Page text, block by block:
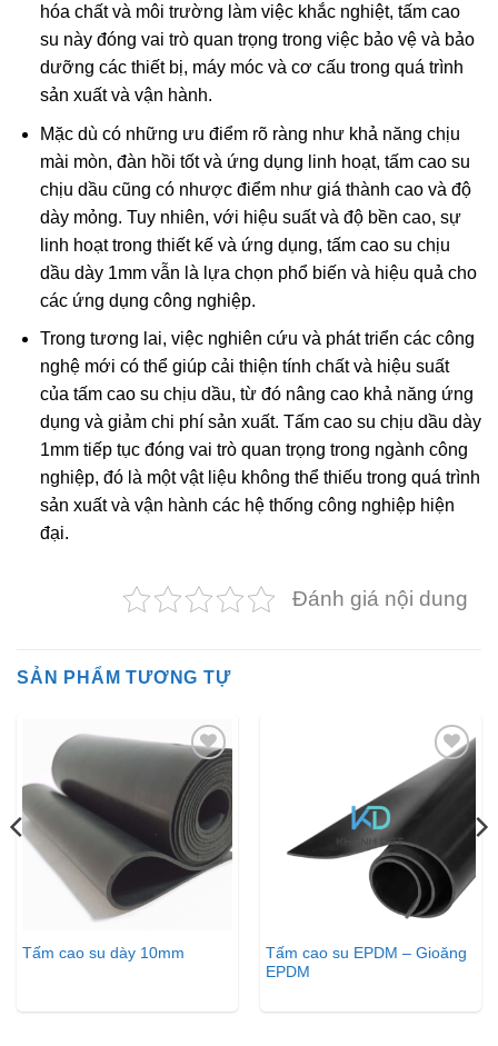
hóa chất và môi trường làm việc khắc nghiệt, tấm cao
su này đóng vai trò quan trọng trong việc bảo vệ và bảo
dưỡng các thiết bị, máy móc và cơ cấu trong quá trình
sản xuất và vận hành.
Mặc dù có những ưu điểm rõ ràng như khả năng chịu
mài mòn, đàn hồi tốt và ứng dụng linh hoạt, tấm cao su
chịu dầu cũng có nhược điểm như giá thành cao và độ
dày mỏng. Tuy nhiên, với hiệu suất và độ bền cao, sự
linh hoạt trong thiết kế và ứng dụng, tấm cao su chịu
dầu dày 1mm vẫn là lựa chọn phổ biến và hiệu quả cho
các ứng dụng công nghiệp.
Trong tương lai, việc nghiên cứu và phát triển các công
nghệ mới có thể giúp cải thiện tính chất và hiệu suất
của tấm cao su chịu dầu, từ đó nâng cao khả năng ứng
dụng và giảm chi phí sản xuất. Tấm cao su chịu dầu dày
1mm tiếp tục đóng vai trò quan trọng trong ngành công
nghiệp, đó là một vật liệu không thể thiếu trong quá trình
sản xuất và vận hành các hệ thống công nghiệp hiện
đại.
Đánh giá nội dung
SẢN PHẨM TƯƠNG TỰ
Thêm
vào
danh
sách
yêu
thích
Tấm cao su dày 10mm
Thêm
vào
thích
Tấm cao su EPDM – Gioăng
EPDM